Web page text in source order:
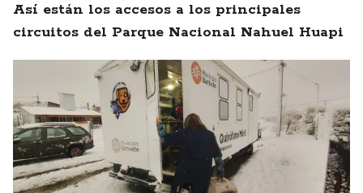
Así están los accesos a los principales
circuitos del Parque Nacional Nahuel Huapi